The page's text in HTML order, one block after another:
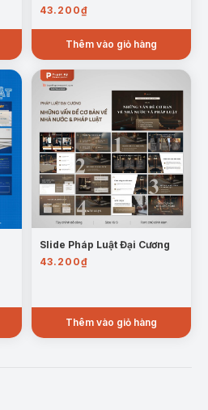
43.200₫
Thêm vào giỏ hàng
Slide Pháp Luật Đại Cương
43.200₫
Thêm vào giỏ hàng